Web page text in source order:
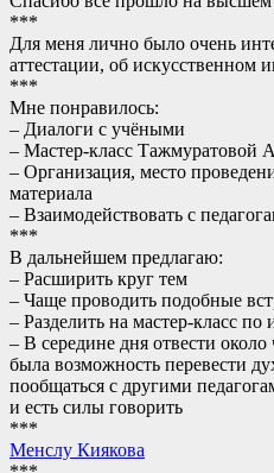
***
Для меня лично было очень
аттестации, об искусственном
***
Мне понравилось:
– Диалоги с учёными
– Мастер-класс
– Организация, место
материала
– Взаимодействовать с
***
В дальнейшем предлагаю:
– Расширить круг тем
– Чаще проводить подобные
– Разделить на мастер-класс по
– В середине дня отвести
была возможность перевести
пообщаться с другими
и есть силы говорить
***
Менслу Киякова